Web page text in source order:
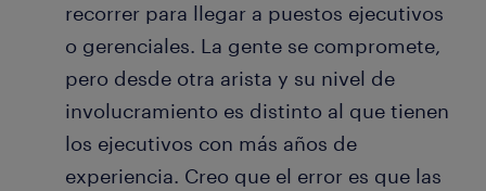
recorrer para llegar a puestos ejecutivos
o gerenciales. La gente se compromete,
pero desde otra arista y su nivel de
involucramiento es distinto al que tienen
los ejecutivos con más años de
experiencia. Creo que el error es que las